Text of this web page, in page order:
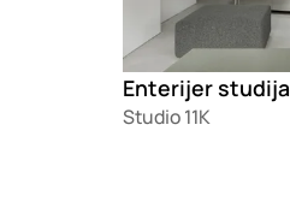
Enterijer
Studio 11K